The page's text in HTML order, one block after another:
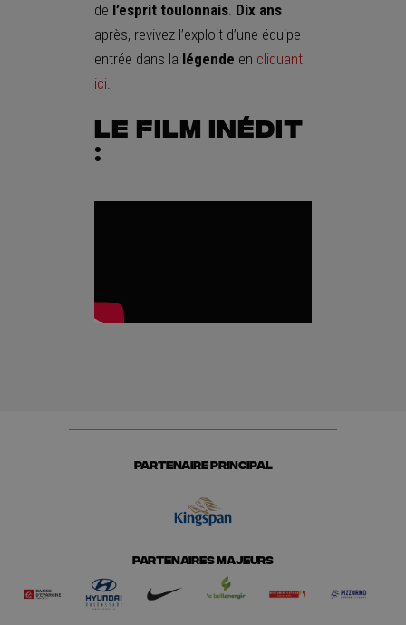
de l’esprit toulonnais. Dix ans
après, revivez l’exploit d’une équipe
entrée dans la légende en cliquant
ici.
Le film inédit
:
PARTENAIRE PRINCIPAL
PARTENAIRES MAJEURS